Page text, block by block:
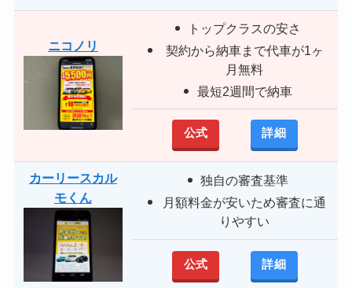
ニコノリ
トップクラスの安さ
契約から納車まで代車が1ヶ
月無料
最短2週間で納車
公式 詳細
カーリースカル
モくん
独自の審査基準
月額料金が安いため審査に通
りやすい
公式 詳細